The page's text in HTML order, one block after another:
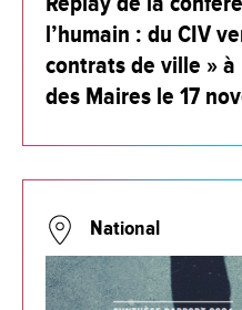
l’humain : du CIV
contrats de ville » à
des Maires le 17
National